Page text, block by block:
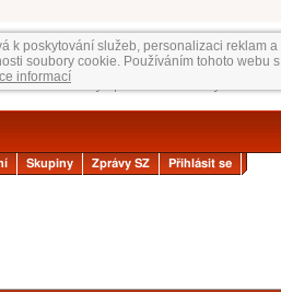
k poskytování služeb, personalizaci reklam a
soubory cookie. Používáním tohoto webu s
informací
Skupiny Zprávy SZ Přihlásit se